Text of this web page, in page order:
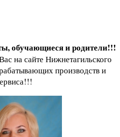
обучающиеся и родители!!!
на сайте Нижнетагильского
производств и